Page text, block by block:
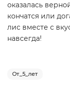
оказалась
кончатся или
лис вместе с
навсегда!
От_5_лет